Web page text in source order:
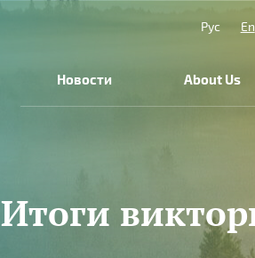
Рус
En
Новости About Us
Итоги